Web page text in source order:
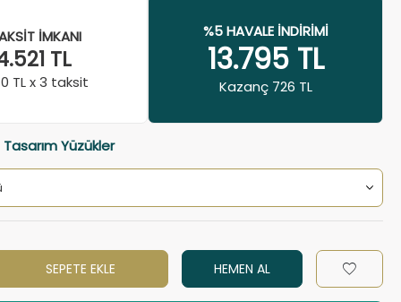
İMKANI
TL
TL x 3 taksit
%5 HAVALE İNDIRIMI
13.795 TL
Kazanç 726 TL
Tasarım Yüzükler
SEPETE EKLE HEMEN AL